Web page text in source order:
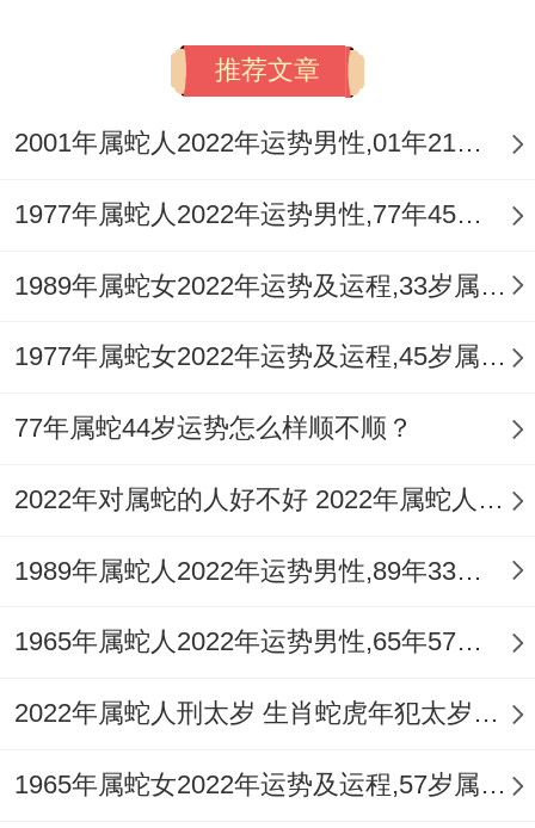
推荐文章
2001年属蛇人2022年运势男性,01年21岁属蛇男2022年每月运程怎么样
1977年属蛇人2022年运势男性,77年45岁属蛇男2022年每月运程怎么样
1989年属蛇女2022年运势及运程,33岁属蛇人2022全年每月运势女性如何
1977年属蛇女2022年运势及运程,45岁属蛇人2022全年每月运势女性如何
77年属蛇44岁运势怎么样顺不顺？
2022年对属蛇的人好不好 2022年属蛇人运势如何
1989年属蛇人2022年运势男性,89年33岁属蛇男2022年每月运程怎么样
1965年属蛇人2022年运势男性,65年57岁属蛇男2022年每月运程怎么样
2022年属蛇人刑太岁 生肖蛇虎年犯太岁如何化解
1965年属蛇女2022年运势及运程,57岁属蛇人2022全年每月运势女性如何